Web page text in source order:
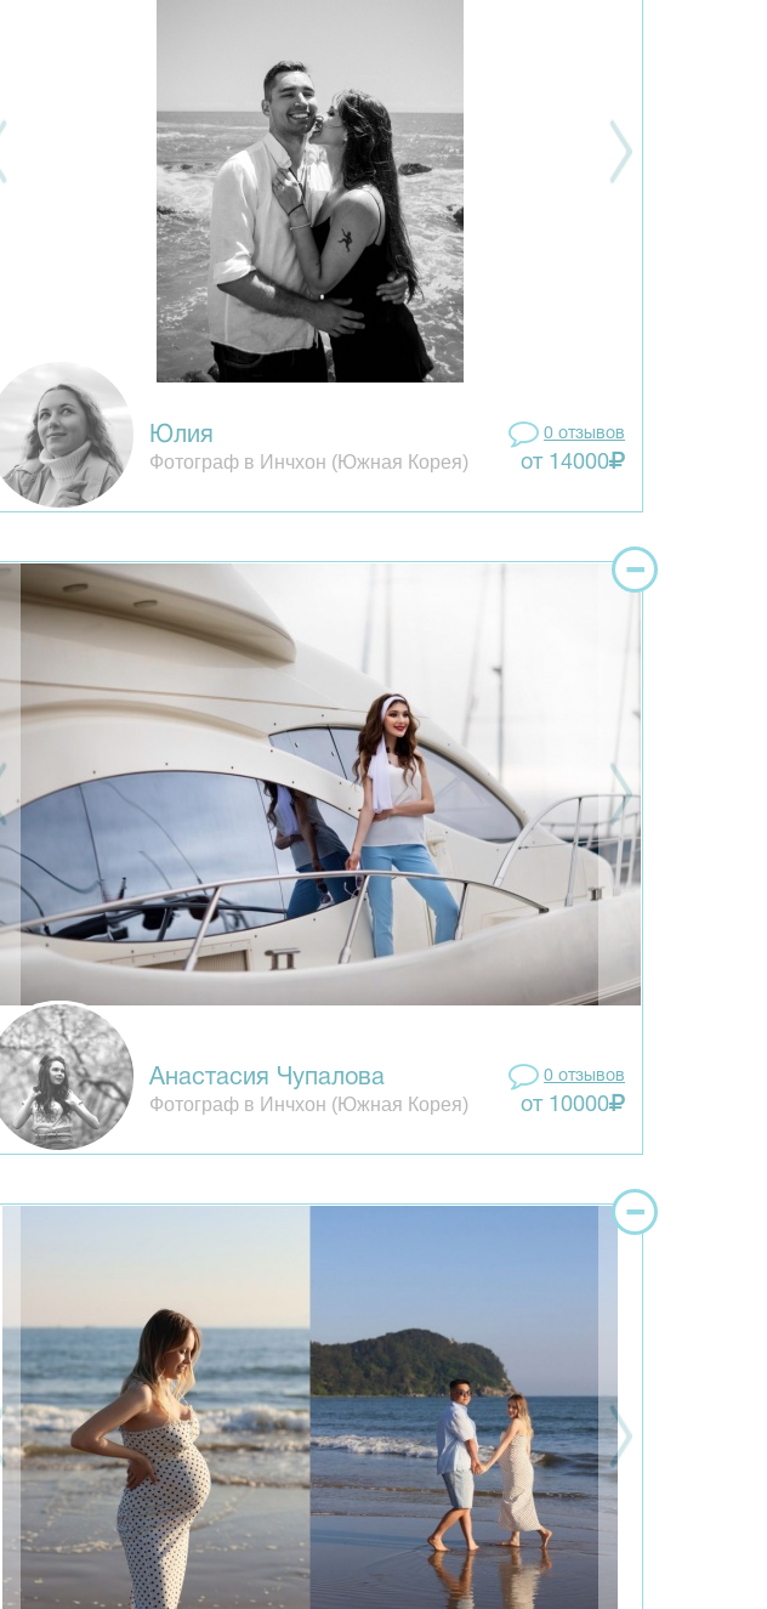
Юлия
Фотограф в Инчхон (Южная Корея)
0 отзывов
от 14000
Анастасия Чупалова
Фотограф в Инчхон (Южная Корея)
0 отзывов
от 10000